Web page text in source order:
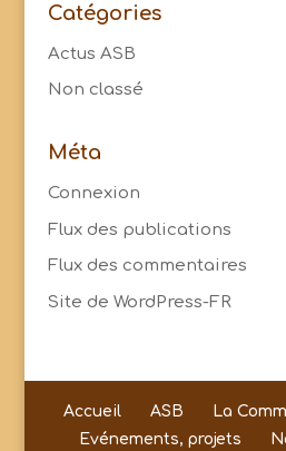
Catégories
Actus ASB
Non classé
Méta
Connexion
Flux des publications
Flux des commentaires
Site de WordPress-FR
Accueil ASB
La
Evénements, projets